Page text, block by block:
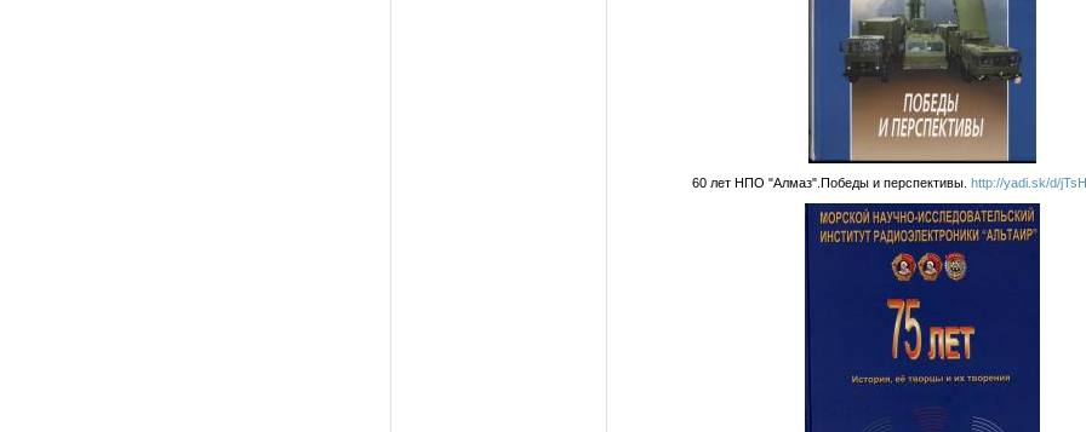
60 лет НПО "Алмаз".Победы и перспективы. http://yadi.sk/d/